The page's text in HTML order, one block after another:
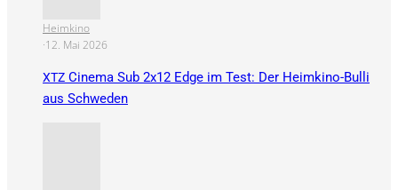
Heimkino
·12. Mai 2026
XTZ Cinema Sub 2x12 Edge im Test: Der Heimkino-Bulli
aus Schweden